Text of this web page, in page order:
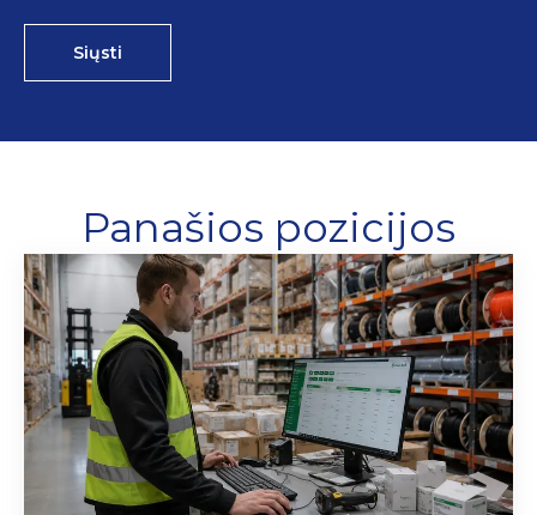
Siųsti
Panašios pozicijos